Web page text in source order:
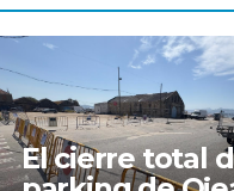
El cierre total